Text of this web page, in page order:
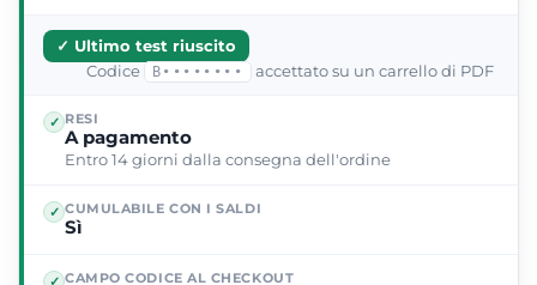
✓ Ultimo test riuscito
Codice
B•••••••• accettato su un carrello di PDF
✓ RESI
A pagamento
Entro 14 giorni dalla consegna dell'ordine
✓ CUMULABILE CON I SALDI
Sì
✓ CAMPO CODICE AL CHECKOUT